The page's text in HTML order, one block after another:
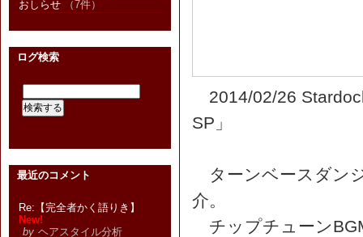
2014/02/26
SP」
ターンベースダン
介。
チップチューン
おしらせ （7件）
ログ検索
最近のコメント
Re:【完全者かく語りき】
New!
by ヘアスタイル分析